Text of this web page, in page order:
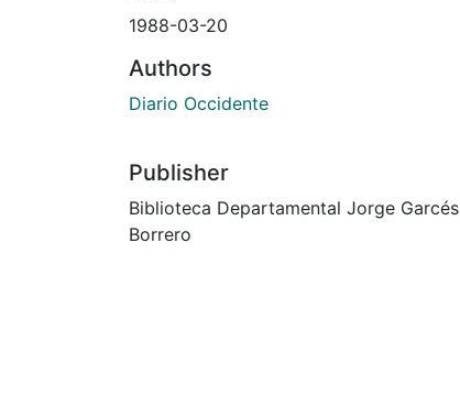
1988-03-20
Authors
Diario Occidente
Publisher
Biblioteca Departamental Jorge Garcés
Borrero